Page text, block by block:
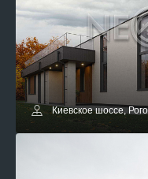
Киевское шоссе,